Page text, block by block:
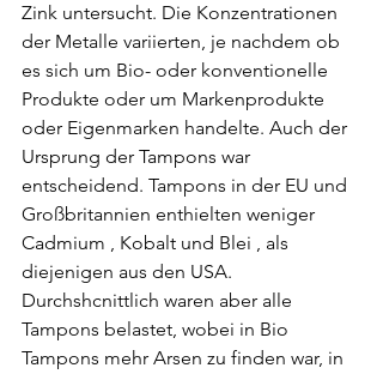
Zink untersucht. Die Konzentrationen
der Metalle variierten, je nachdem ob
es sich um Bio- oder kon­ventionelle
Produkte oder um Markenprodukte
oder Eigenmarken handelte. Auch der
Ursprung der Tampons war
entscheidend. Tampons in der EU und
Großbritannien enthielten weniger
Cadmium , Kobalt und Blei , als
diejenigen aus den USA.
Durchshcnittlich waren aber alle
Tampons belastet, wobei in Bio
Tampons mehr Arsen zu finden war, in